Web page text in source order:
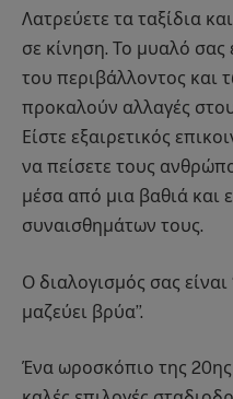
Λατρεύετε τα ταξίδια
σε κίνηση. Το μυαλό σας
του περιβάλλοντος και
προκαλούν αλλαγές
Είστε εξαιρετικός
να πείσετε τους
μέσα από μια βαθιά και
συναισθημάτων τους.
Ο διαλογισμός σας
μαζεύει βρύα”.
Ένα ωροσκόπιο της